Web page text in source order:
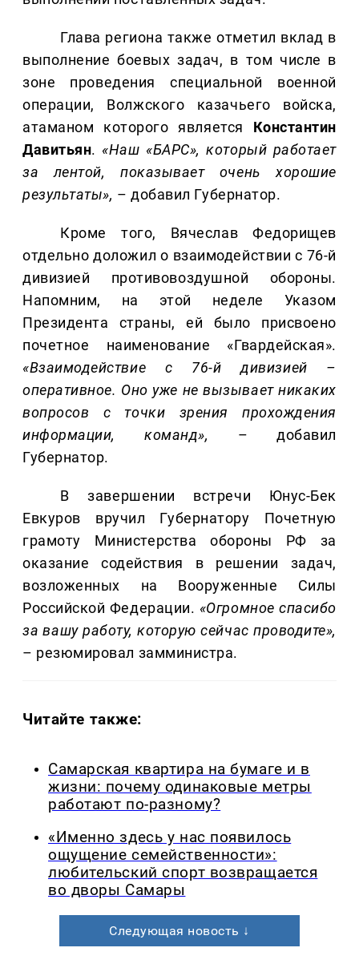
Глава региона также отметил вклад в
выполнение боевых задач, в том числе в
зоне проведения специальной военной
операции, Волжского казачьего войска,
атаманом которого является Константин
Давитьян.«Наш «БАРС», который работает
за лентой, показывает очень хорошие
результаты», – добавил Губернатор.
Кроме того, Вячеслав Федорищев
отдельно доложил о взаимодействии с 76-й
дивизией противовоздушной обороны.
Напомним, на этой неделе Указом
Президента страны, ей было присвоено
почетное наименование «Гвардейская».
«Взаимодействие с 76-й дивизией –
оперативное. Оно уже не вызывает никаких
вопросов с точки зрения прохождения
информации, команд»,
– добавил
Губернатор.
В завершении встречи Юнус-Бек
Евкуров вручил Губернатору Почетную
грамоту Министерства обороны РФ за
оказание содействия в решении задач,
возложенных на Вооруженные Силы
Российской Федерации. «Огромное спасибо
за вашу работу, которую сейчас проводите»,
– резюмировал замминистра.
Читайте также:
Самарская квартира на бумаге и в
жизни: почему одинаковые метры
работают по-разному?
«Именно здесь у нас появилось
ощущение семейственности»:
любительский спорт возвращается
во дворы Самары
Следующая новость ↓